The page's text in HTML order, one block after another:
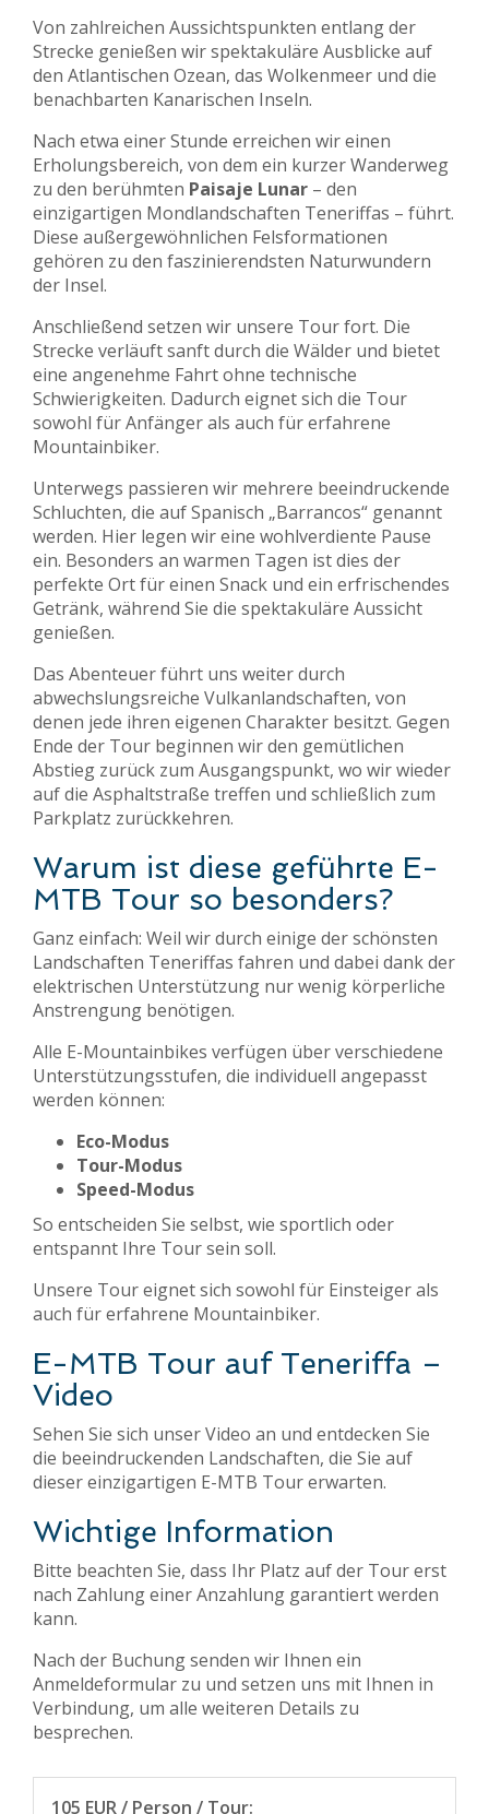
Von zahlreichen Aussichtspunkten entlang der
Strecke genießen wir spektakuläre Ausblicke auf
den Atlantischen Ozean, das Wolkenmeer und die
benachbarten Kanarischen Inseln.
Nach etwa einer Stunde erreichen wir einen
Erholungsbereich, von dem ein kurzer Wanderweg
zu den berühmten Paisaje Lunar – den
einzigartigen Mondlandschaften Teneriffas – führt.
Diese außergewöhnlichen Felsformationen
gehören zu den faszinierendsten Naturwundern
der Insel.
Anschließend setzen wir unsere Tour fort. Die
Strecke verläuft sanft durch die Wälder und bietet
eine angenehme Fahrt ohne technische
Schwierigkeiten. Dadurch eignet sich die Tour
sowohl für Anfänger als auch für erfahrene
Mountainbiker.
Unterwegs passieren wir mehrere beeindruckende
Schluchten, die auf Spanisch „Barrancos“ genannt
werden. Hier legen wir eine wohlverdiente Pause
ein. Besonders an warmen Tagen ist dies der
perfekte Ort für einen Snack und ein erfrischendes
Getränk, während Sie die spektakuläre Aussicht
genießen.
Das Abenteuer führt uns weiter durch
abwechslungsreiche Vulkanlandschaften, von
denen jede ihren eigenen Charakter besitzt. Gegen
Ende der Tour beginnen wir den gemütlichen
Abstieg zurück zum Ausgangspunkt, wo wir wieder
auf die Asphaltstraße treffen und schließlich zum
Parkplatz zurückkehren.
Warum ist diese geführte E-
MTB Tour so besonders?
Ganz einfach: Weil wir durch einige der schönsten
Landschaften Teneriffas fahren und dabei dank der
elektrischen Unterstützung nur wenig körperliche
Anstrengung benötigen.
Alle E-Mountainbikes verfügen über verschiedene
Unterstützungsstufen, die individuell angepasst
werden können:
Eco-Modus
Tour-Modus
Speed-Modus
So entscheiden Sie selbst, wie sportlich oder
entspannt Ihre Tour sein soll.
Unsere Tour eignet sich sowohl für Einsteiger als
auch für erfahrene Mountainbiker.
E-MTB Tour auf Teneriffa –
Video
Sehen Sie sich unser Video an und entdecken Sie
die beeindruckenden Landschaften, die Sie auf
dieser einzigartigen E-MTB Tour erwarten.
Wichtige Information
Bitte beachten Sie, dass Ihr Platz auf der Tour erst
nach Zahlung einer Anzahlung garantiert werden
kann.
Nach der Buchung senden wir Ihnen ein
Anmeldeformular zu und setzen uns mit Ihnen in
Verbindung, um alle weiteren Details zu
besprechen.
105 EUR / Person / Tour: